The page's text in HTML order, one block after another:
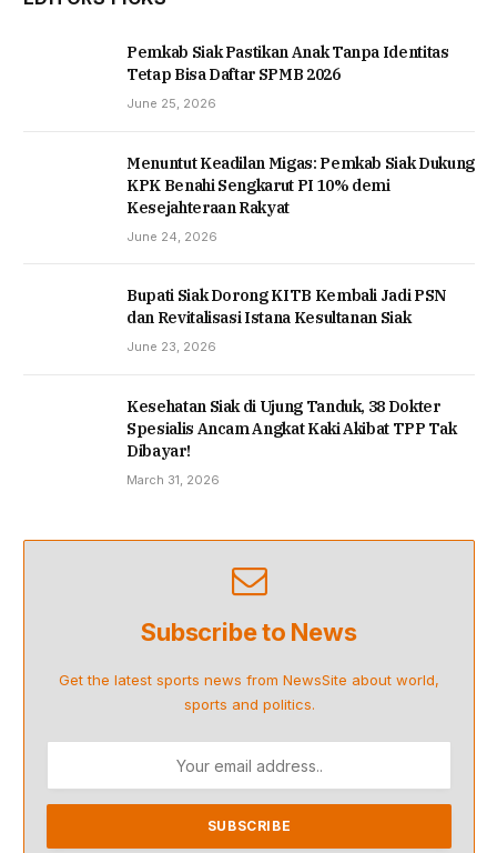
Pemkab Siak Pastikan Anak Tanpa Identitas
Tetap Bisa Daftar SPMB 2026
June 25, 2026
Menuntut Keadilan Migas: Pemkab Siak Dukung
KPK Benahi Sengkarut PI 10% demi
Kesejahteraan Rakyat
June 24, 2026
Bupati Siak Dorong KITB Kembali Jadi PSN
dan Revitalisasi Istana Kesultanan Siak
June 23, 2026
Kesehatan Siak di Ujung Tanduk, 38 Dokter
Spesialis Ancam Angkat Kaki Akibat TPP Tak
Dibayar!
March 31, 2026
Subscribe to News
Get the latest sports news from NewsSite about world,
sports and politics.